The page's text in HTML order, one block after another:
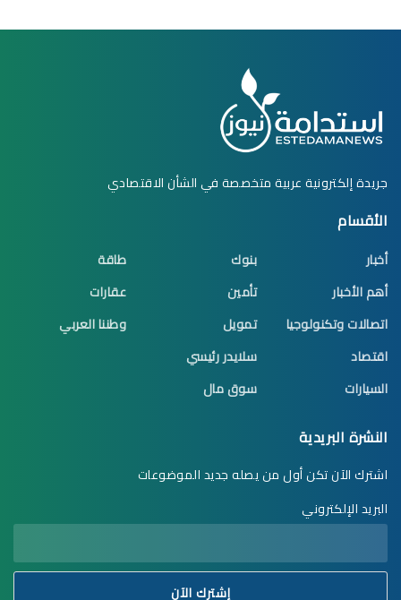
جريدة إلكترونية عربية متخصصة في الشأن الاقتصادي
الأقسام
أخبار
أهم الأخبار
اتصالات وتكنولوجيا
اقتصاد
السيارات
بنوك
تأمين
تمويل
سلايدر رئيسي
سوق مال
طاقة
عقارات
وطننا العربي
النشرة البريدية
اشترك الآن تكن أول من يصله جديد الموضوعات
البريد الإلكتروني